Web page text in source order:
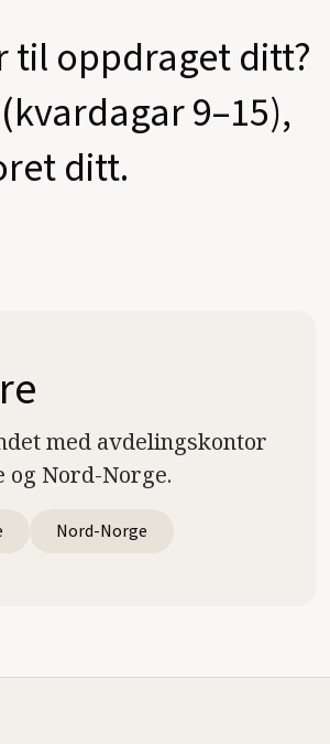
til oppdraget ditt?
9–15),
ditt.
med avdelingskontor
og Nord-Norge.
Nord-Norge